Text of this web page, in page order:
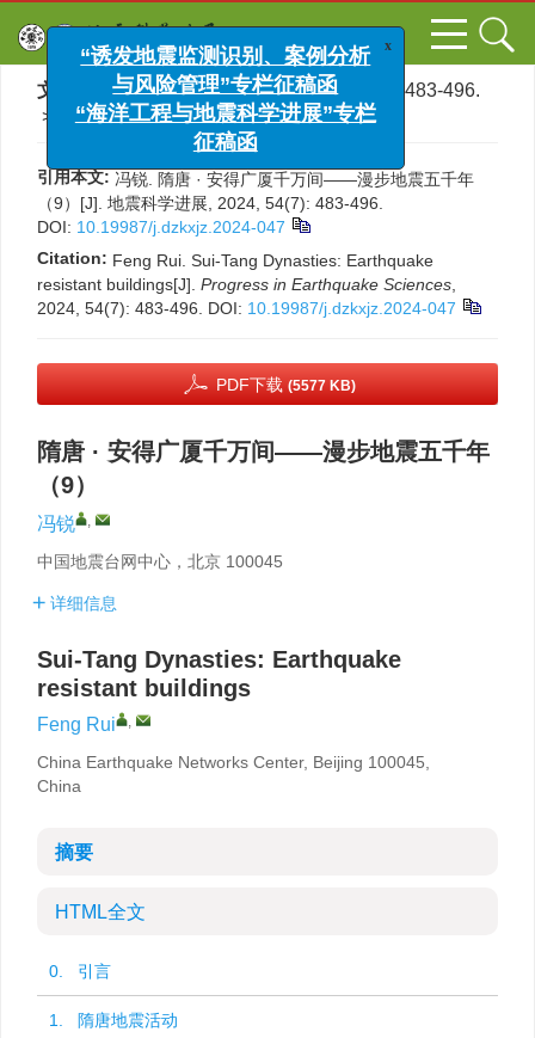
文章导航>地震科学进展>2024>
: 483-496.
> DOI:10.19987/j.dzkxjz.2024-047
引用本文: 冯锐. 隋唐 · 安得广厦千万间——漫步地震五千年
（9）[J]. 地震科学进展, 2024, 54(7): 483-496.
DOI: 10.19987/j.dzkxjz.2024-047
Citation: Feng Rui. Sui-Tang Dynasties: Earthquake
resistant buildings[J]. Progress in Earthquake Sciences
2024, 54(7): 483-496. DOI: 10.19987/j.dzkxjz.2024-047
PDF下载 (5577 KB)
隋唐 · 安得广厦千万间——漫步地震五千年
（9）
冯锐 ,
中国地震台网中心，北京 100045
详细信息
Sui-Tang Dynasties: Earthquake
resistant buildings
Feng Rui ,
China Earthquake Networks Center, Beijing 100045,
China
摘要
HTML全文
0. 引言
1. 隋唐地震活动
x
“诱发地震监测识别、案例分析
与风险管理”专栏征稿函
“海洋工程与地震科学进展”专栏
征稿函